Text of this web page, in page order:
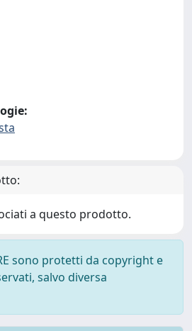
a questo prodotto.
sono protetti da copyright e
salvo diversa